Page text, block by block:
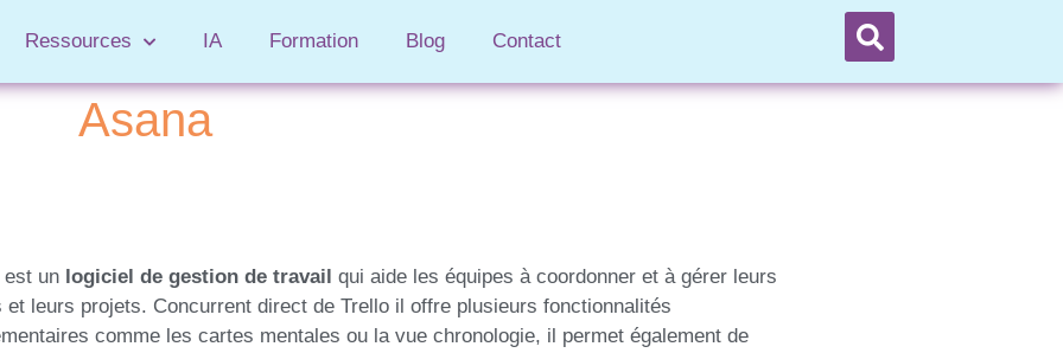
Ressources IA Formation Blog Contact
Asana
est un logiciel de gestion de travail qui aide les équipes à coordonner et à gérer leurs
et leurs projets. Concurrent direct de Trello il offre plusieurs fonctionnalités
comme les cartes mentales ou la vue chronologie, il permet également de